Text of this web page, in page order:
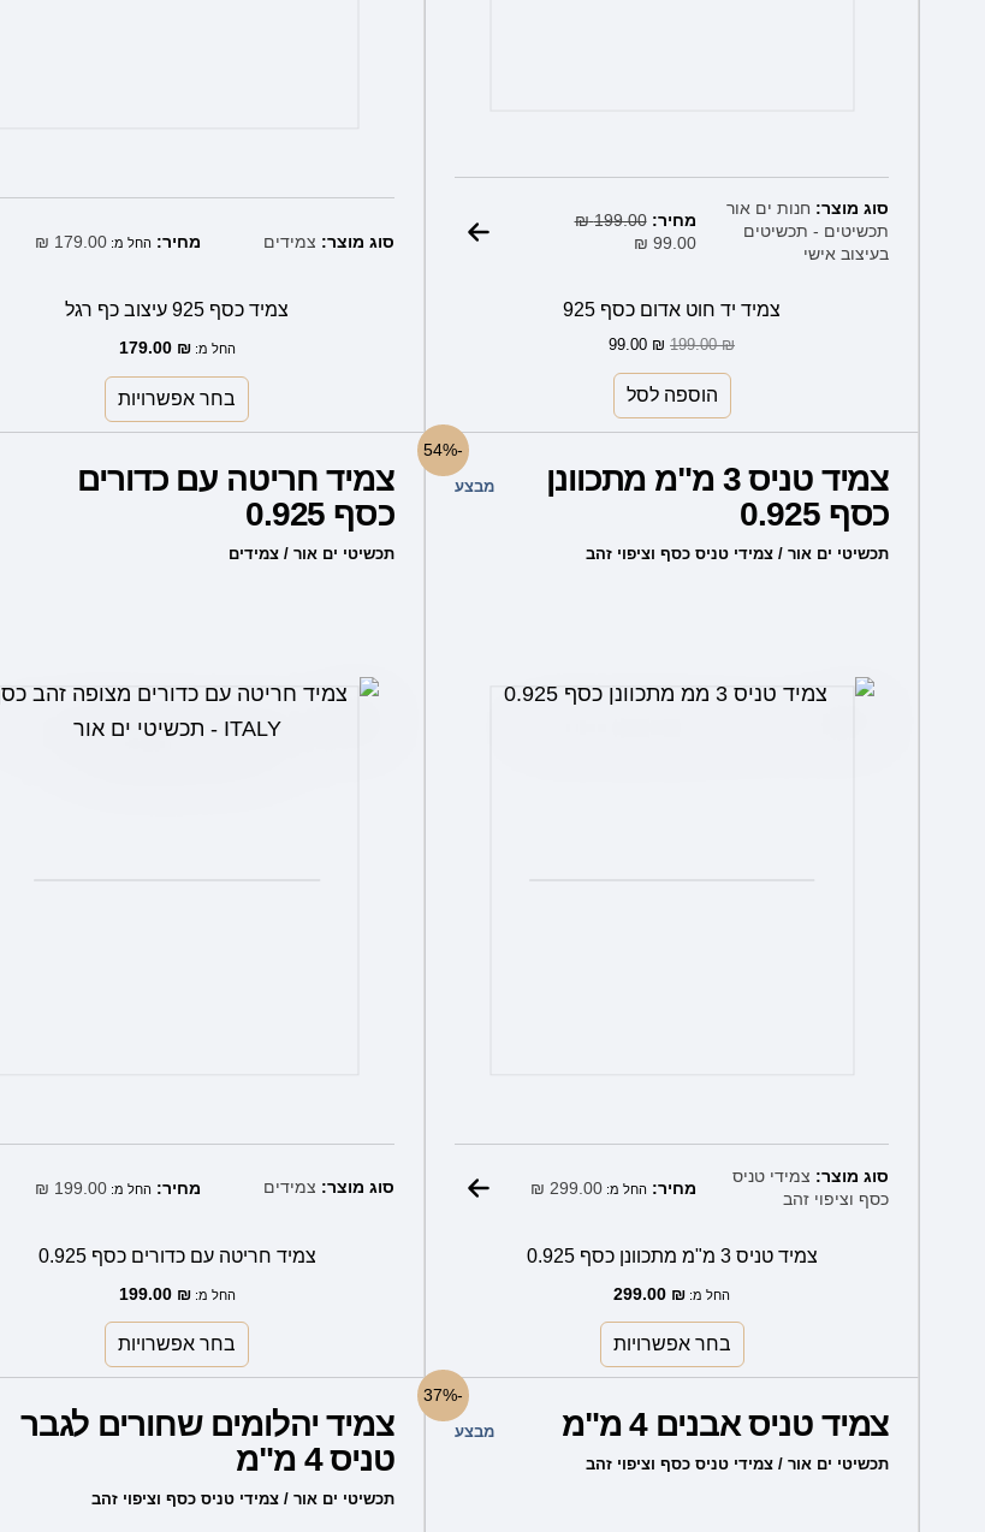
סוג מוצר: חנות ים אור
תכשיטים - תכשיטים
בעיצוב אישי
מחיר:199.00
₪
99.00
₪
הנוכחי
צמיד יד חוט אדום כסף 925
199.00₪
99.00 ₪
הוספה לסל
סוג מוצר: צמידים מחיר: החל מ: 179.00
₪
צמיד כסף 925 עיצוב כף רגל
החל מ: 179.00 ₪
בחר אפשרויות
-54%
צמיד טניס 3 מ"מ מתכוונן
כסף 0.925
תכשיטי ים אור / צמידי טניס כסף וציפוי זהב
מבצע
סוג מוצר: צמידי טניס
כסף וציפוי זהב
מחיר:החל מ:299.00
₪
צמיד טניס 3 מ"מ מתכוונן כסף 0.925
החל מ: 299.00 ₪
בחר אפשרויות
זה
מספר
את
צמיד חריטה עם כדורים
כסף 0.925
תכשיטי ים אור / צמידים
סוג מוצר: צמידים מחיר: החל מ: 199.00
₪
צמיד חריטה עם כדורים כסף 0.925
החל מ: 199.00 ₪
בחר אפשרויות
זה
את
האפשרויות
-37%
צמיד טניס אבנים 4 מ"מ
תכשיטי ים אור / צמידי טניס כסף וציפוי זהב
מבצע
זה
יש
צמיד יהלומים שחורים לגבר
טניס 4 מ"מ
תכשיטי ים אור / צמידי טניס כסף וציפוי זהב
זה
מספר